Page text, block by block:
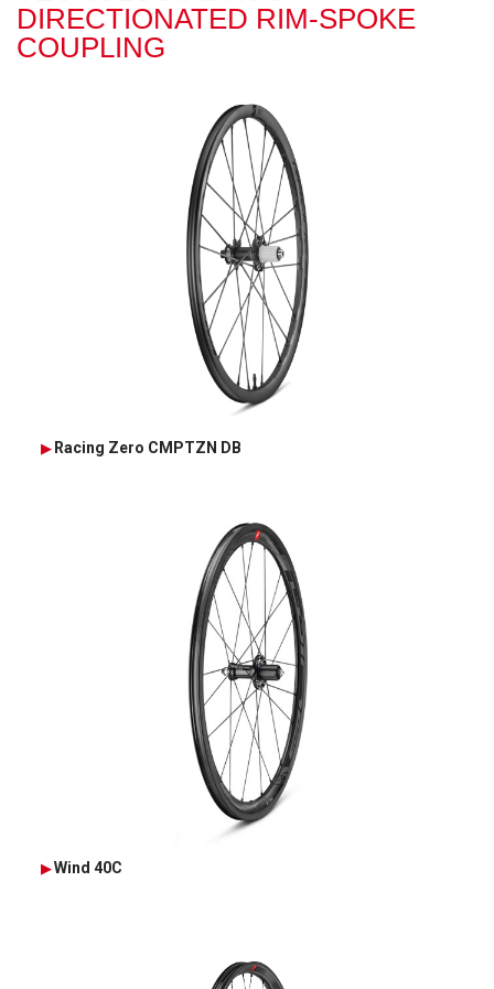
DIRECTIONATED RIM-SPOKE
COUPLING
Racing Zero CMPTZN DB
Wind 40C